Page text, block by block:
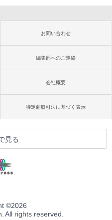
お問い合わせ
編集部へのご連絡
会社概要
特定商取引法に基づく表示
見る
©2026
All rights reserved.